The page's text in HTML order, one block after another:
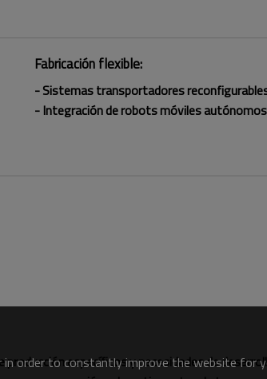
Fabricación flexible:
- Sistemas transportadores
- Integración de robots móviles autónomos
específicos y necesidades de
in order to constantly improve the website for